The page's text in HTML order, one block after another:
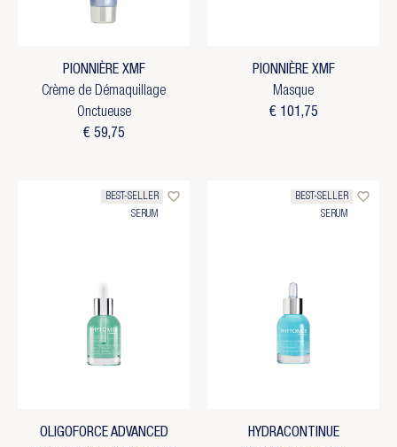
PIONNIÈRE XMF
Crème de Démaquillage
Onctueuse
€ 59,75
PIONNIÈRE XMF
Masque
€ 101,75
BEST-SELLER
SERUM
favorite_border
OLIGOFORCE ADVANCED
BEST-SELLER
SERUM
favorite_border
HYDRACONTINUE